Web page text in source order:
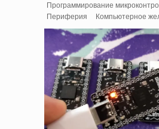
Программирование
Периферия
Компьютерное